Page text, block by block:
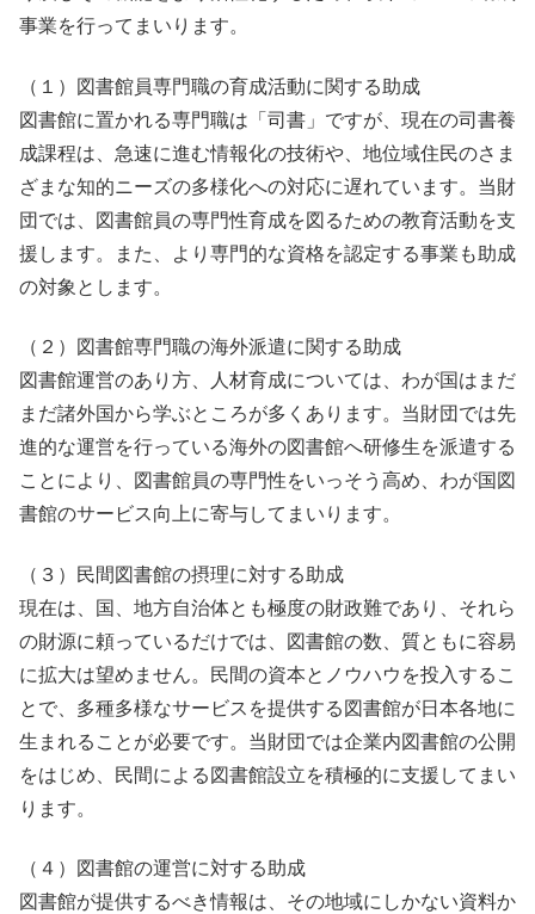
事業を行ってまいります。
（１）図書館員専門職の育成活動に関する助成
図書館に置かれる専門職は「司書」ですが、現在の司書養
成課程は、急速に進む情報化の技術や、地位域住民のさま
ざまな知的ニーズの多様化への対応に遅れています。当財
団では、図書館員の専門性育成を図るための教育活動を支
援します。また、より専門的な資格を認定する事業も助成
の対象とします。
（２）図書館専門職の海外派遣に関する助成
図書館運営のあり方、人材育成については、わが国はまだ
まだ諸外国から学ぶところが多くあります。当財団では先
進的な運営を行っている海外の図書館へ研修生を派遣する
ことにより、図書館員の専門性をいっそう高め、わが国図
書館のサービス向上に寄与してまいります。
（３）民間図書館の摂理に対する助成
現在は、国、地方自治体とも極度の財政難であり、それら
の財源に頼っているだけでは、図書館の数、質ともに容易
に拡大は望めません。民間の資本とノウハウを投入するこ
とで、多種多様なサービスを提供する図書館が日本各地に
生まれることが必要です。当財団では企業内図書館の公開
をはじめ、民間による図書館設立を積極的に支援してまい
ります。
（４）図書館の運営に対する助成
図書館が提供するべき情報は、その地域にしかない資料か